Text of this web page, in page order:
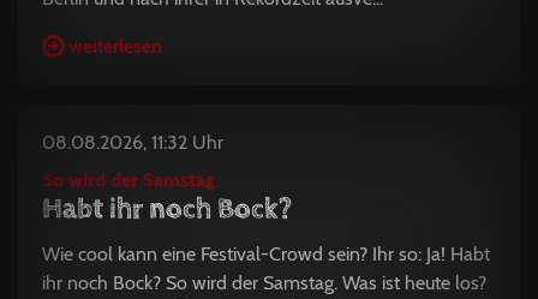
weiterlesen
08.08.2026, 11:32 Uhr
So wird der Samstag
Habt ihr noch Bock?
Wie cool kann eine Festival-Crowd sein? Ihr so: Ja! Habt
ihr noch Bock? So wird der Samstag. Was ist heute los?